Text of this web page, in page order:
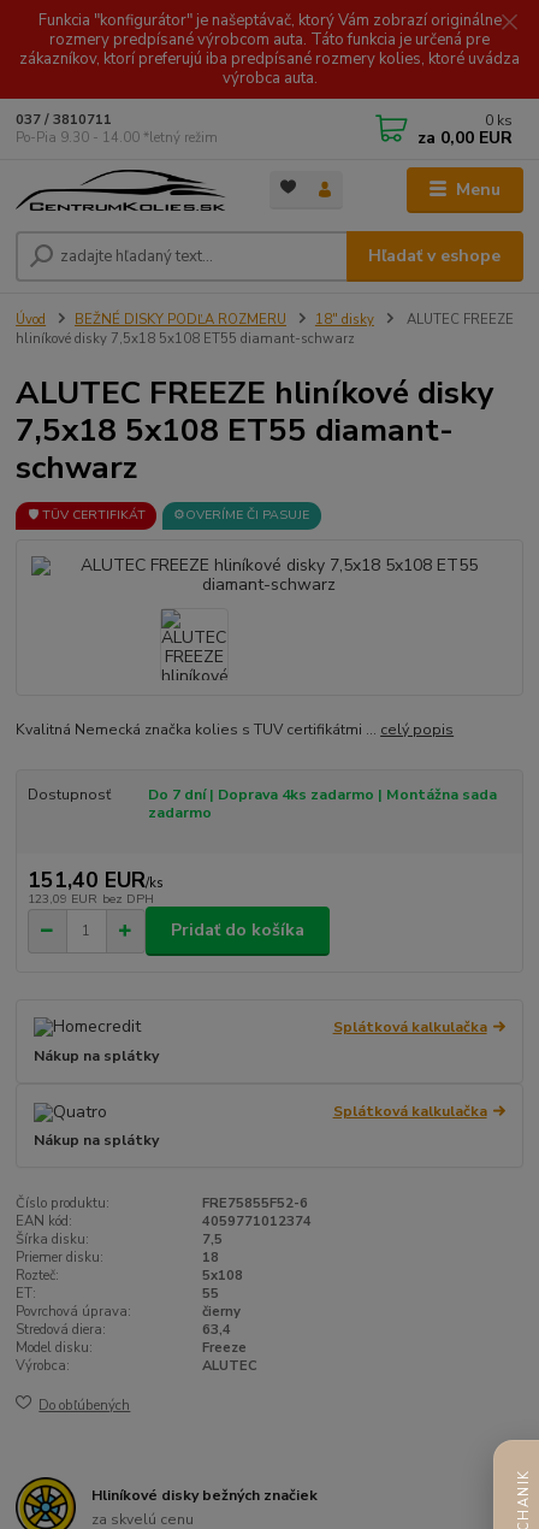
Funkcia "konfigurátor" je našeptávač, ktorý Vám zobrazí originálne
rozmery predpísané výrobcom auta. Táto funkcia je určená pre
zákazníkov, ktorí preferujú iba predpísané rozmery kolies, ktoré uvádza
výrobca auta.
Menu
Hľadať v eshope
037 / 3810711
Po-Pia 9.30 - 14.00 *letný režim
0 ks
za 0,00 EUR
Úvod BEŽNÉ DISKY PODĽA ROZMERU 18" disky
ALUTEC FREEZE
hliníkové disky 7,5x18 5x108 ET55 diamant-schwarz
ALUTEC FREEZE hliníkové disky
7,5x18 5x108 ET55 diamant-
schwarz
🛡️ TÜV CERTIFIKÁT ⚙️OVERÍME ČI PASUJE
Kvalitná Nemecká značka kolies s TUV certifikátmi ... celý popis
Dostupnosť
Do 7 dní | Doprava 4ks zadarmo | Montážna sada
zadarmo
151,40 EUR/ks
123,09 EUR bez DPH
Pridať do košíka
Splátková kalkulačka
Nákup na splátky
Splátková kalkulačka
Nákup na splátky
Číslo produktu:
FRE75855F52-6
EAN kód:
4059771012374
Šírka disku:
7,5
Priemer disku:
18
Rozteč:
5x108
ET:
55
Povrchová úprava:
čierny
Stredová diera:
63,4
Model disku:
Freeze
Výrobca:
ALUTEC
Do obľúbených
Hliníkové disky bežných značiek
za skvelú cenu